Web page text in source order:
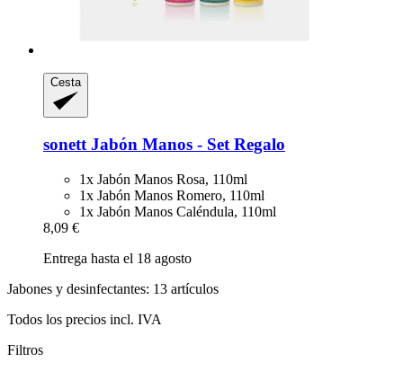
Cesta
sonett Jabón Manos -​ Set Regalo
1x Jabón Manos Rosa, 110ml
1x Jabón Manos Romero, 110ml
1x Jabón Manos Caléndula, 110ml
8,09 €
Entrega hasta el 18 agosto
Jabones y desinfectantes: 13 artículos
Todos los precios incl. IVA
Filtros